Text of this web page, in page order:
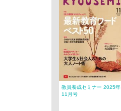
教員養成セミナー 2025年
11月号